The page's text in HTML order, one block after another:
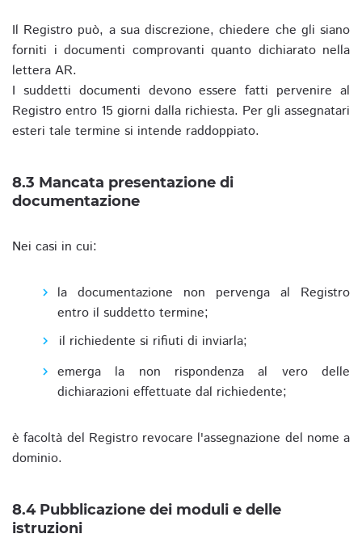
Il Registro può, a sua discrezione, chiedere che gli siano
forniti i documenti comprovanti quanto dichiarato nella
lettera AR.
I suddetti documenti devono essere fatti pervenire al
Registro entro 15 giorni dalla richiesta. Per gli assegnatari
esteri tale termine si intende raddoppiato.
8.3 Mancata presentazione di
documentazione
Nei casi in cui:
la documentazione non pervenga al Registro
entro il suddetto termine;
il richiedente si rifiuti di inviarla;
emerga la non rispondenza al vero delle
dichiarazioni effettuate dal richiedente;
è facoltà del Registro revocare l'assegnazione del nome a
dominio.
8.4 Pubblicazione dei moduli e delle
istruzioni